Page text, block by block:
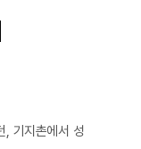
, 기지촌에서 성